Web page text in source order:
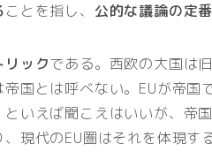
ことを指し、 公的な議論の定番
リックである。西欧の大国は
国とは呼べない。EUが帝国
といえば聞こえはいいが、帝国
、現代のEU圏はそれを体現す